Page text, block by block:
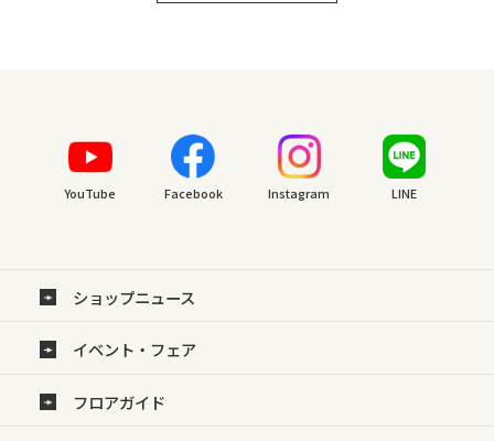
YouTube Facebook Instagram LINE
ショップニュース
イベント・フェア
フロアガイド